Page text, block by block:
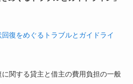
回復をめぐるトラブルとガイドライ
関する貸主と借主の費用負担の一般